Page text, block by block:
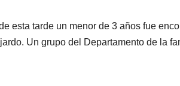
esta tarde un menor de 3 años fue
Un grupo del Departamento de la